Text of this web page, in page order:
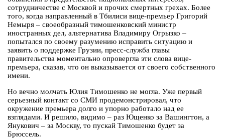
сотрудничестве с Москвой и прочих смертных грехах. Более
того, когда направленный в Тбилиси вице-премьер Григорий
Немыря – своеобразный тимошенковский министр
иностранных дел, альтернатива Владимиру Огрызко –
попытался по своему разумению исправить ситуацию и
заявить о поддержке Грузии, пресс-служба главы
правительства моментально опровергла эти слова вице-
премьера, сказав, что он выказывается от своего собственного
имени.
Но вечно молчать Юлия Тимошенко не могла. Уже первый
серьезный контакт со СМИ продемонстрировал, что
окружение премьера долго и упорно работало над ее
взглядами. И решило, видимо – раз Ющенко за Вашингтон, а
Янукович – за Москву, то пускай Тимошенко будет за
Брюссель.